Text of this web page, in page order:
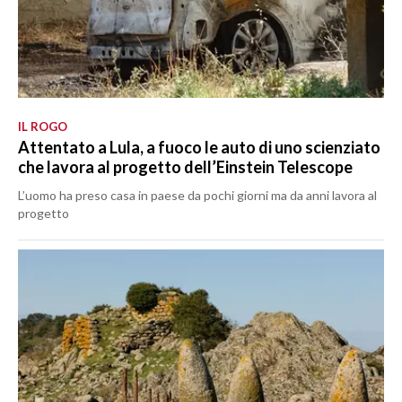
IL ROGO
Attentato a Lula, a fuoco le auto di uno scienziato
che lavora al progetto dell’Einstein Telescope
L’uomo ha preso casa in paese da pochi giorni ma da anni lavora al
progetto